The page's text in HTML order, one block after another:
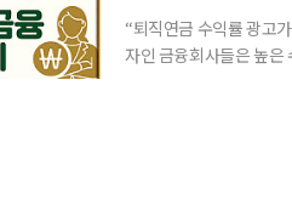
“퇴직연금 수익률 광고
자인 금융회사들은 높은